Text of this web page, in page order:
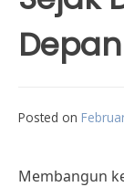
Posted on
Membangun